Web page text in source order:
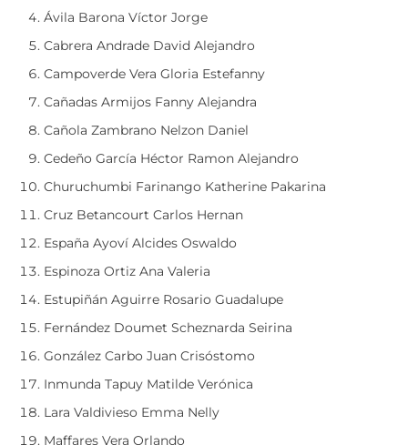
Ávila Barona Víctor Jorge
Cabrera Andrade David Alejandro
Campoverde Vera Gloria Estefanny
Cañadas Armijos Fanny Alejandra
Cañola Zambrano Nelzon Daniel
Cedeño García Héctor Ramon Alejandro
Churuchumbi Farinango Katherine Pakarina
Cruz Betancourt Carlos Hernan
España Ayoví Alcides Oswaldo
Espinoza Ortiz Ana Valeria
Estupiñán Aguirre Rosario Guadalupe
Fernández Doumet Scheznarda Seirina
González Carbo Juan Crisóstomo
Inmunda Tapuy Matilde Verónica
Lara Valdivieso Emma Nelly
Maffares Vera Orlando